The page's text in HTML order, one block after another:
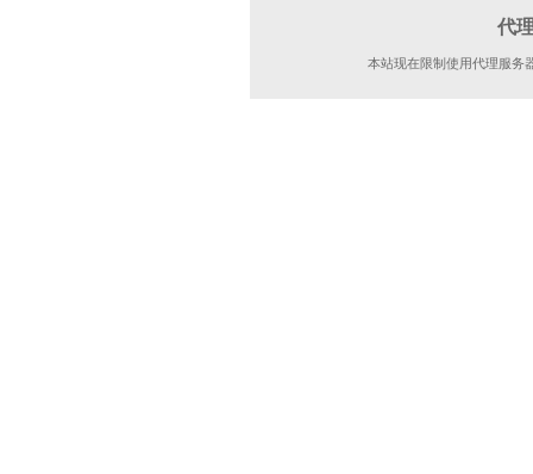
代
本站现在限制使用代理服务